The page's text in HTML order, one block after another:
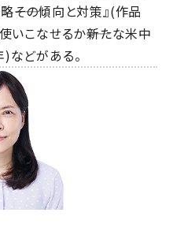
――その傾向と対策』(作品
いこなせるか――新たな米中
などがある。